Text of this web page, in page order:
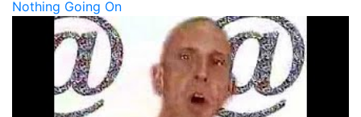
Nothing Going On